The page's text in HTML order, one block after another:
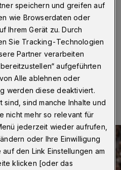
2024) das Wuppertaler
vor knapp 500
in der Sporthalle
Minute Lesezeit
speichern und greifen auf
wie Browserdaten oder
Ihrem Gerät zu. Durch
Sie Tracking-Technologien
Partner verarbeiten
aufgeführten
Alle ablehnen oder
werden diese deaktiviert.
sind manche Inhalte und
nicht mehr so relevant für
jederzeit wieder aufrufen,
oder Ihre Einwilligung
den Link Einstellungen am
klicken [oder das